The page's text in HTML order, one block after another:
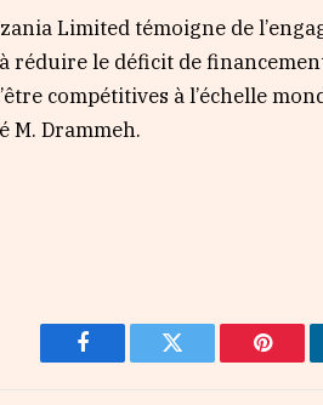
Limited témoigne de
réduire le déficit de
compétitives à l’échelle
M. Drammeh.
Facebook Twitter